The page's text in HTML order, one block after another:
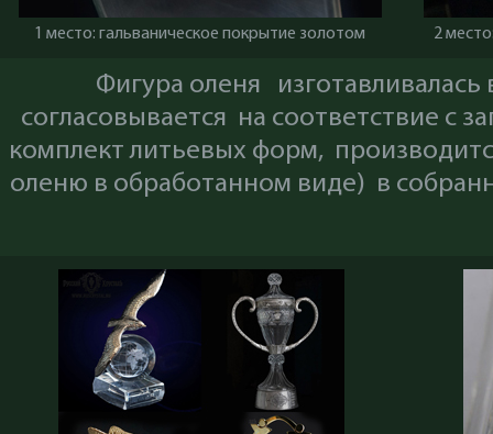
1 место: гальваническое покрытие золотом 2
Фигура оленя
согласовывается на соответствие с
комплект литьевых форм,
оленю в обработанном виде) в